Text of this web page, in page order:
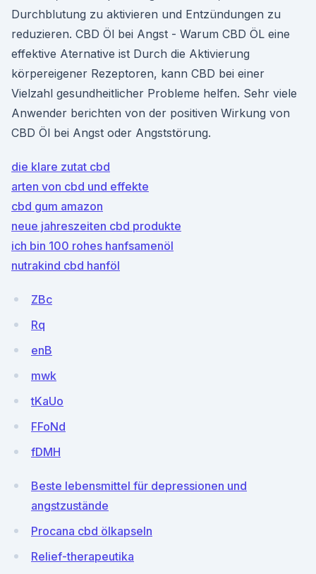
Durchblutung zu aktivieren und Entzündungen zu
reduzieren. CBD Öl bei Angst - Warum CBD ÖL eine
effektive Aternative ist Durch die Aktivierung
körpereigener Rezeptoren, kann CBD bei einer
Vielzahl gesundheitlicher Probleme helfen. Sehr viele
Anwender berichten von der positiven Wirkung von
CBD Öl bei Angst oder Angststörung.
die klare zutat cbd
arten von cbd und effekte
cbd gum amazon
neue jahreszeiten cbd produkte
ich bin 100 rohes hanfsamenöl
nutrakind cbd hanföl
ZBc
Rq
enB
mwk
tKaUo
FFoNd
fDMH
Beste lebensmittel für depressionen und
angstzustände
Procana cbd ölkapseln
Relief-therapeutika